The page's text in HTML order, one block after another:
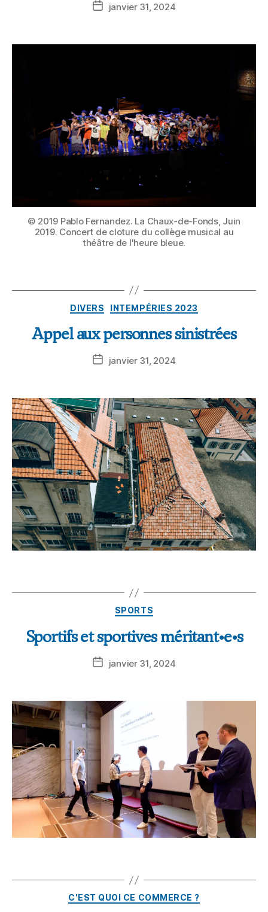
janvier 31, 2024
© 2019 Pablo Fernandez. La Chaux-de-Fonds, Juin
2019. Concert de cloture du collège musical au
théâtre de l'heure bleue.
DIVERS INTEMPÉRIES 2023
Appel aux personnes sinistrées
janvier 31, 2024
SPORTS
Sportifs et sportives méritant•e•s
janvier 31, 2024
C'EST QUOI CE COMMERCE ?